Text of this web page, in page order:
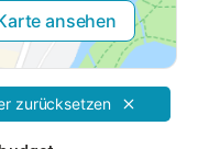
ansehen
zurücksetzen